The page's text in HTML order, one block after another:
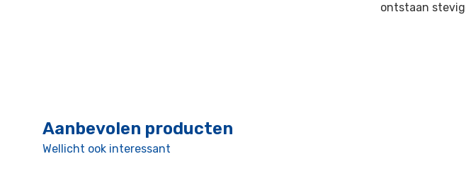
ontstaan
Aanbevolen producten
Wellicht ook interessant